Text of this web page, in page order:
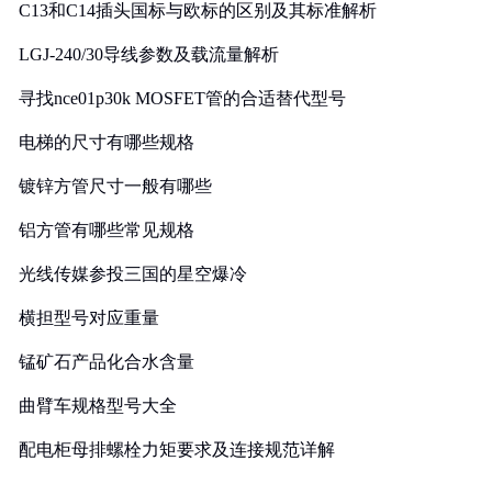
C13和C14插头国标与欧标的区别及其标准解析
LGJ-240/30导线参数及载流量解析
寻找nce01p30k MOSFET管的合适替代型号
电梯的尺寸有哪些规格
镀锌方管尺寸一般有哪些
铝方管有哪些常见规格
光线传媒参投三国的星空爆冷
横担型号对应重量
锰矿石产品化合水含量
曲臂车规格型号大全
配电柜母排螺栓力矩要求及连接规范详解